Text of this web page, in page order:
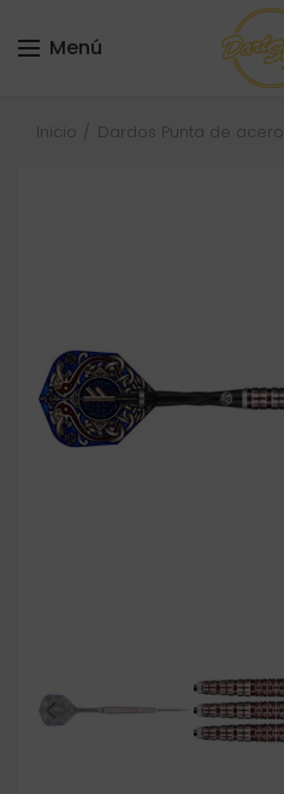
Menú
Inicio Dardos Punta de acero